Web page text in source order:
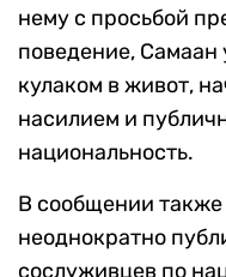
нему с просьбой
поведение, Самаан
кулаком в живот,
насилием и
национальность.
В сообщении также
неоднократно
сослуживцев по